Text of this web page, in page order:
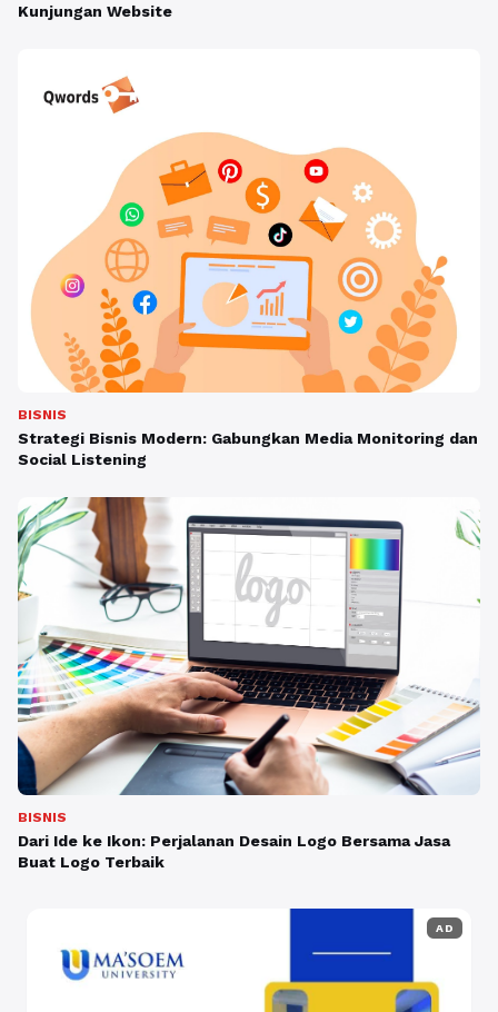
Kunjungan Website
BISNIS
Strategi Bisnis Modern: Gabungkan Media Monitoring dan
Social Listening
BISNIS
Dari Ide ke Ikon: Perjalanan Desain Logo Bersama Jasa
Buat Logo Terbaik
AD